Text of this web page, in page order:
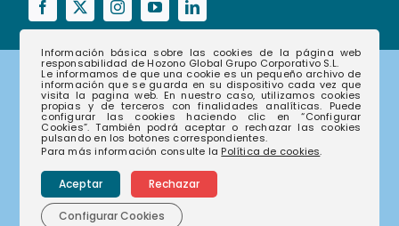
Corporativo
Nuestra historia
Nuestro compromiso
Información básica sobre las cookies de la página web
responsabilidad de Hozono Global Grupo Corporativo S.L.
Le informamos de que una cookie es un pequeño archivo de
información que se guarda en su dispositivo cada vez que
visita la pagina web. En nuestro caso, utilizamos cookies
propias y de terceros con finalidades analíticas. Puede
configurar las cookies haciendo clic en “Configurar
Cookies”. También podrá aceptar o rechazar las cookies
pulsando en los botones correspondientes.
Para más información consulte la Política de cookies.
Aceptar Rechazar
Configurar Cookies